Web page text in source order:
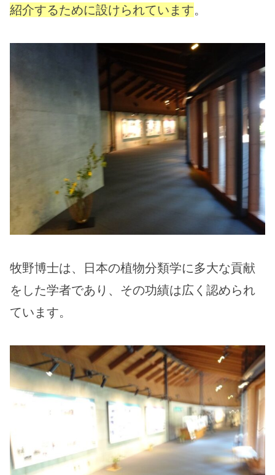
紹介するために設けられています。
牧野博士は、日本の植物分類学に多大な貢献
をした学者であり、その功績は広く認められ
ています。